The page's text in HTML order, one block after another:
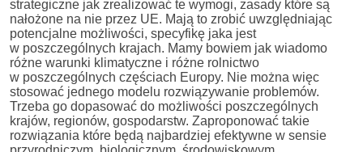
strategiczne jak zrealizować te wymogi, zasady które są
nałożone na nie przez UE. Mają to zrobić uwzględniając
potencjalne możliwości, specyfikę jaka jest
w poszczególnych krajach. Mamy bowiem jak wiadomo
różne warunki klimatyczne i różne rolnictwo
w poszczególnych częściach Europy. Nie można więc
stosować jednego modelu rozwiązywanie problemów.
Trzeba go dopasować do możliwości poszczególnych
krajów, regionów, gospodarstw. Zaproponować takie
rozwiązania które będą najbardziej efektywne w sensie